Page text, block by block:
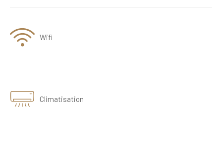
Wifi
Climatisation